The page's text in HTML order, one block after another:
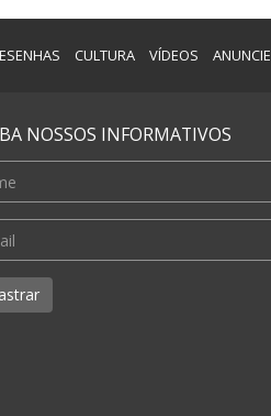
CULTURA VÍDEOS ANUNCIE
NOSSOS INFORMATIVOS